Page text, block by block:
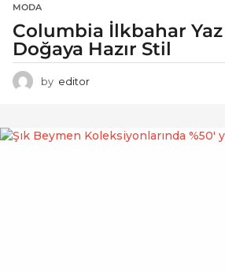
MODA
Columbia İlkbahar Yaz
Doğaya Hazır Stil
by editor